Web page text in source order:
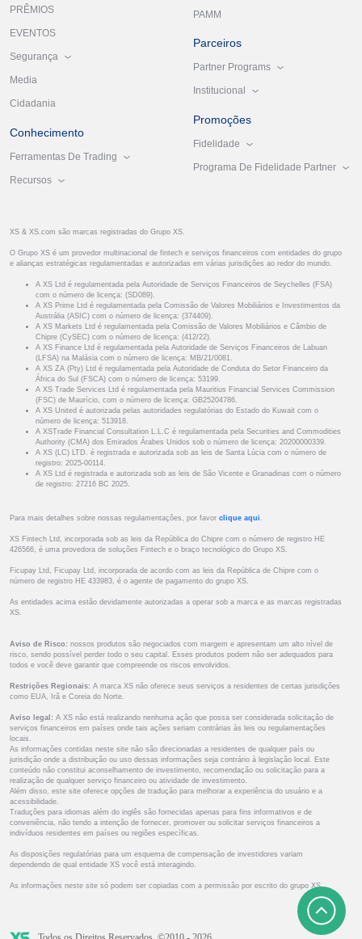
PRÊMIOS
EVENTOS
Segurança
Media
Cidadania
Conhecimento
Ferramentas De Trading
Recursos
PAMM
Parceiros
Partner Programs
Institucional
Promoções
Fidelidade
Programa De Fidelidade Partner
XS & XS.com são marcas registradas do Grupo XS.
O Grupo XS é um provedor multinacional de fintech e serviços financeiros com entidades do grupo
e alianças estratégicas regulamentadas e autorizadas em várias jurisdições ao redor do mundo.
A XS Ltd é regulamentada pela Autoridade de Serviços Financeiros de Seychelles (FSA)
com o número de licença: (SD089).
A XS Prime Ltd é regulamentada pela Comissão de Valores Mobiliários e Investimentos da
Austrália (ASIC) com o número de licença: (374409).
A XS Markets Ltd é regulamentada pela Comissão de Valores Mobiliários e Câmbio de
Chipre (CySEC) com o número de licença: (412/22).
A XS Finance Ltd é regulamentada pela Autoridade de Serviços Financeiros de Labuan
(LFSA) na Malásia com o número de licença: MB/21/0081.
A XS ZA (Pty) Ltd é regulamentada pela Autoridade de Conduta do Setor Financeiro da
África do Sul (FSCA) com o número de licença: 53199.
A XS Trade Services Ltd é regulamentada pela Mauritius Financial Services Commission
(FSC) de Maurício, com o número de licença: GB25204786.
A XS United é autorizada pelas autoridades regulatórias do Estado do Kuwait com o
número de licença: 513918.
A XSTrade Financial Consultation L.L.C é regulamentada pela Securities and Commodities
Authority (CMA) dos Emirados Árabes Unidos sob o número de licença: 20200000339.
A XS (LC) LTD. é registrada e autorizada sob as leis de Santa Lúcia com o número de
registro: 2025-00114.
A XS Ltd é registrada e autorizada sob as leis de São Vicente e Granadinas com o número
de registro: 27216 BC 2025.
Para mais detalhes sobre nossas regulamentações, por favor clique aqui .
XS Fintech Ltd, incorporada sob as leis da República do Chipre com o número de registro HE
426566, é uma provedora de soluções Fintech e o braço tecnológico do Grupo XS.
Ficupay Ltd, Ficupay Ltd, incorporada de acordo com as leis da República de Chipre com o
número de registro HE 433983, é o agente de pagamento do grupo XS.
As entidades acima estão devidamente autorizadas a operar sob a marca e as marcas registradas
XS.
Aviso de Risco: nossos produtos são negociados com margem e apresentam um alto nível de
risco, sendo possível perder todo o seu capital. Esses produtos podem não ser adequados para
todos e você deve garantir que compreende os riscos envolvidos.
Restrições Regionais: A marca XS não oferece seus serviços a residentes de certas jurisdições
como EUA, Irã e Coreia do Norte.
Aviso legal: A XS não está realizando nenhuma ação que possa ser considerada solicitação de
serviços financeiros em países onde tais ações seriam contrárias às leis ou regulamentações
locais.
As informações contidas neste site não são direcionadas a residentes de qualquer país ou
jurisdição onde a distribuição ou uso dessas informações seja contrário à legislação local. Este
conteúdo não constitui aconselhamento de investimento, recomendação ou solicitação para a
realização de qualquer serviço financeiro ou atividade de investimento.
Além disso, este site oferece opções de tradução para melhorar a experiência do usuário e a
acessibilidade.
Traduções para idiomas além do inglês são fornecidas apenas para fins informativos e de
conveniência, não tendo a intenção de fornecer, promover ou solicitar serviços financeiros a
indivíduos residentes em países ou regiões específicas.
As disposições regulatórias para um esquema de compensação de investidores variam
dependendo de qual entidade XS você está interagindo.
As informações neste site só podem ser copiadas com a permissão por escrito do grupo XS.